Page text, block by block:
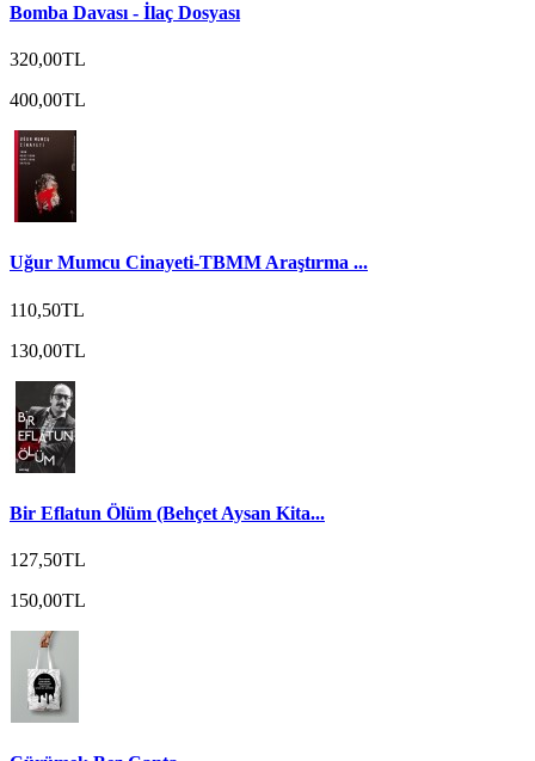
Bomba Davası - İlaç Dosyası
320,00TL
400,00TL
Uğur Mumcu Cinayeti-TBMM Araştırma ...
110,50TL
130,00TL
Bir Eflatun Ölüm (Behçet Aysan Kita...
127,50TL
150,00TL